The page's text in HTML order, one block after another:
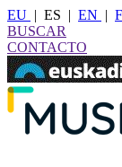
EU | ES | EN |
BUSCAR
CONTACTO